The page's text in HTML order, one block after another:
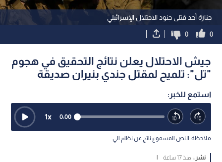
جنازة أحد قتلى جنود الاحتلال الإسرائيلي
0
0
جيش الاحتلال يعلن نتائج التحقيق في هجوم
"تل": تلميح لمقتل جندي بنيران صديقة
استمع للخبر:
0:00
1x
ملاحظة: النص المسموع ناتج عن نظام آلي
نشر : منذ 17 ساعة
|